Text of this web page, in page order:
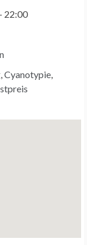
22:00
,Cyanotypie,